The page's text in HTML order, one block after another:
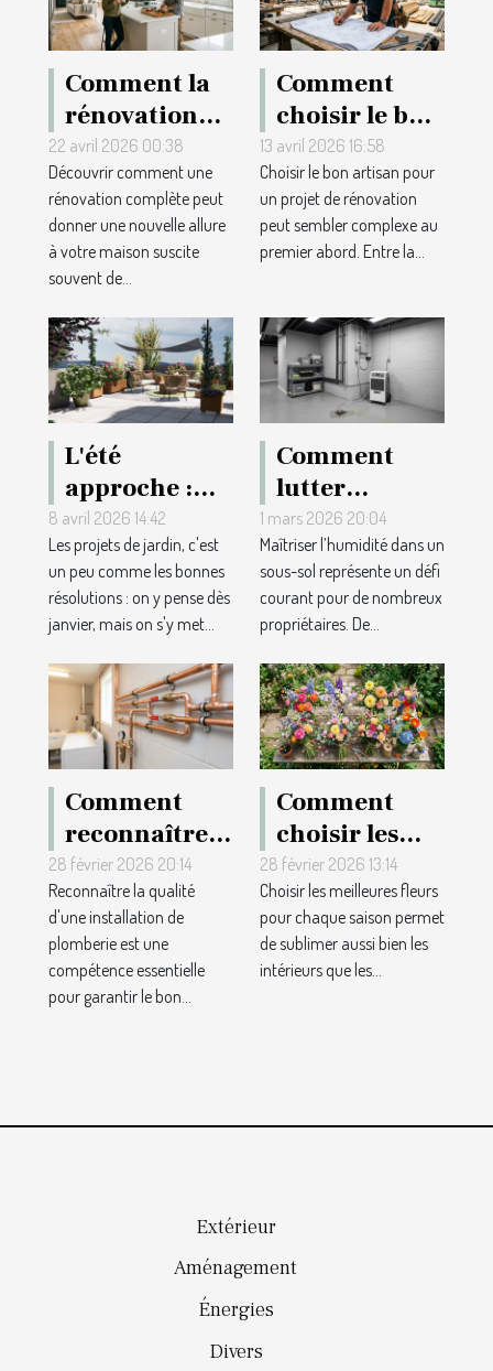
événements
Comment la
rénovation
complète
valorise-t-elle
votre maison
?
22 avril 2026 00:38
Découvrir comment une
rénovation complète peut
donner une nouvelle allure
à votre maison suscite
souvent de...
Comment
choisir le bon
artisan pour
votre projet
de rénovation
?
13 avril 2026 16:58
Choisir le bon artisan pour
un projet de rénovation
peut sembler complexe au
premier abord. Entre la...
L'été
approche :
quel expert
pour
réaménager
votre jardin
plan 3D ?
8 avril 2026 14:42
Les projets de jardin, c'est
un peu comme les bonnes
résolutions : on y pense dès
janvier, mais on s'y met...
Comment
lutter
efficacement
contre
l'humidité
dans votre
1 mars 2026 20:04
Maîtriser l’humidité dans un
sous-sol représente un défi
courant pour de nombreux
propriétaires. De...
Comment
reconnaître
la qualité
d'une
installation
de plomberie
?
28 février 2026 20:14
Reconnaître la qualité
d'une installation de
plomberie est une
compétence essentielle
pour garantir le bon...
Comment
choisir les
meilleures
fleurs pour
chaque
saison ?
28 février 2026 13:14
Choisir les meilleures fleurs
pour chaque saison permet
de sublimer aussi bien les
intérieurs que les...
Extérieur
Aménagement
Énergies
Divers